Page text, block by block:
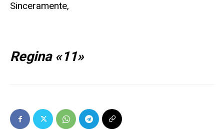
Sinceramente,
Regina «11»